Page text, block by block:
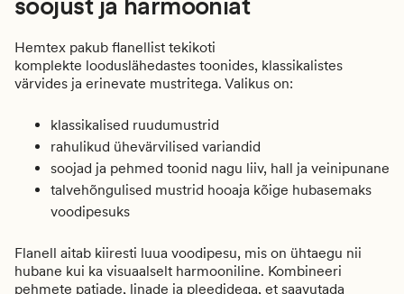
Hemtex pakub flanellist tekikoti
komplekte looduslähedastes toonides, klassikalistes
värvides ja erinevate mustritega. Valikus on:
klassikalised ruudumustrid
rahulikud ühevärvilised variandid
soojad ja pehmed toonid nagu liiv, hall ja veinipunane
talvehõngulised mustrid hooaja kõige hubasemaks
voodipesuks
Flanell aitab kiiresti luua voodipesu, mis on ühtaegu nii
hubane kui ka visuaalselt harmooniline. Kombineeri
pehmete patjade, linade ja pleedidega, et saavutada